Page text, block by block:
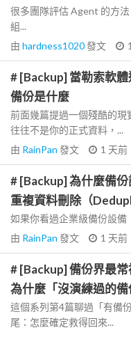
很多團隊評估 Agent 的方
組...
由 hardness1020發文
# [Backup] 當勒索軟
備份是什麼
前面幾篇提過一個殘酷的
往往不是你的正式資料，...
由 RainPan 發文 1 天前
# [Backup] 為什麼備
重複資料刪除（
如果你看過企業級備份設備
由 RainPan 發文 1 天前
# [Backup] 備份界最
為什麼「沒演練過的
這個系列第4篇聊過「有備
尾：怎麼確定救得回來...